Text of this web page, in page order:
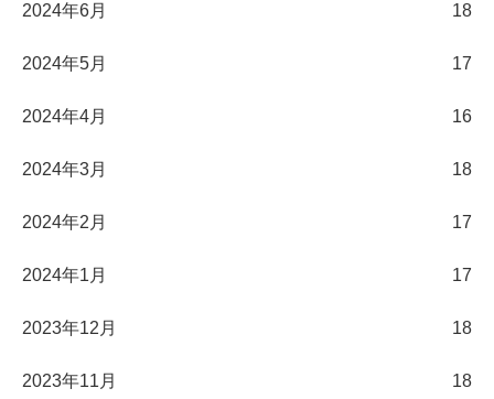
2024年6月 18
2024年5月 17
2024年4月 16
2024年3月 18
2024年2月 17
2024年1月 17
2023年12月 18
2023年11月 18